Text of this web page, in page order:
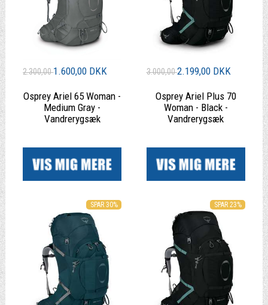
2.300,001.600,00 DKK
Osprey Ariel 65 Woman -
Medium Gray -
Vandrerygsæk
3.000,002.199,00 DKK
Osprey Ariel Plus 70
Woman - Black -
Vandrerygsæk
SPAR 30% SPAR 23%